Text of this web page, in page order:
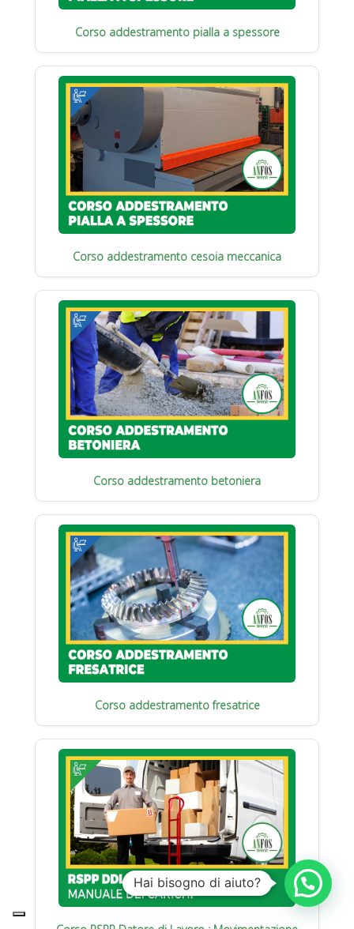
Corso addestramento pialla a spessore
Corso addestramento cesoia meccanica
Corso addestramento betoniera
Corso addestramento fresatrice
Hai bisogno di aiuto?